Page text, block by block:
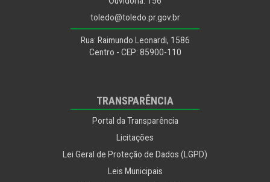
toledo@toledo.pr.gov.br
Rua: Raimundo Leonardi, 1586
Centro - CEP: 85900-110
TRANSPARÊNCIA
Portal da Transparência
Licitações
Lei Geral de Proteção de Dados (LGPD)
Leis Municipais